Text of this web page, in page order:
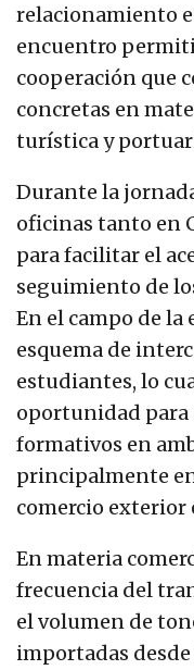
relacionamiento
encuentro
cooperación que
concretas en
turística y
Durante la
oficinas tanto en
para facilitar el
seguimiento de
En el campo de
esquema de
estudiantes, lo
oportunidad para
formativos en
principalmente
comercio exterior
En materia
frecuencia del
el volumen de
importadas